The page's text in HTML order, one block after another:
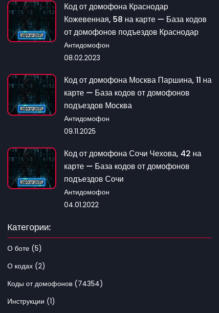
Код от домофона Краснодар
Кожевенная, 58 на карте — База кодов
от домофонов подъездов Краснодар
Антидомофон
08.02.2023
Код от домофона Москва Паршина, 11 на
карте — База кодов от домофонов
подъездов Москва
Антидомофон
09.11.2025
Код от домофона Сочи Чехова, 42 на
карте — База кодов от домофонов
подъездов Сочи
Антидомофон
04.01.2022
Категории:
О боте (5)
О кодах (2)
Коды от домофонов (74354)
Инструкции (1)